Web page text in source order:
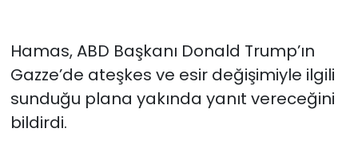
Hamas, ABD Başkanı Donald Trump’ın
Gazze’de ateşkes ve esir değişimiyle ilgili
sunduğu plana yakında yanıt vereceğini
bildirdi.